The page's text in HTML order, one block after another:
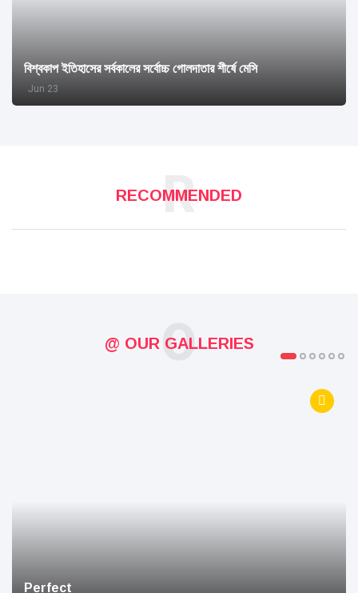
বিশ্বকাপ ইতিহাসের সর্বকালের সর্বোচ্চ গোলদাতার শীর্ষে মেসি
Jun 23
RECOMMENDED
R
@ OUR GALLERIES
O
Perfect